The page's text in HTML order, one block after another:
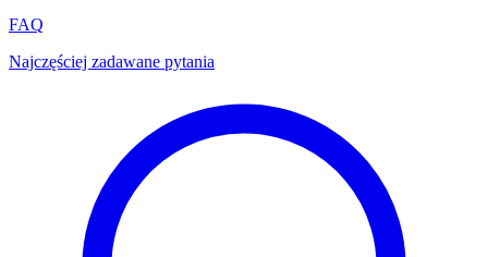
FAQ
Najczęściej zadawane pytania